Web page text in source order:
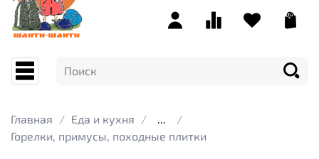
Главная Еда и кухня
Горелки, примусы, походные плитки